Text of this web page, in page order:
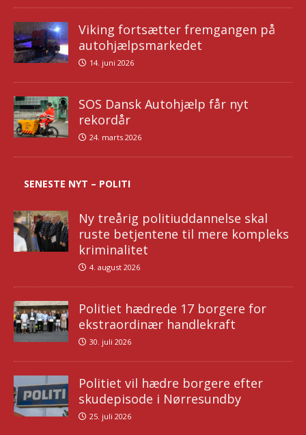
Viking fortsætter fremgangen på
autohjælpsmarkedet
14. juni 2026
SOS Dansk Autohjælp får nyt
rekordår
24. marts 2026
SENESTE NYT – POLITI
Ny treårig politiuddannelse skal
ruste betjentene til mere kompleks
kriminalitet
4. august 2026
Politiet hædrede 17 borgere for
ekstraordinær handlekraft
30. juli 2026
Politiet vil hædre borgere efter
skudepisode i Nørresundby
25. juli 2026